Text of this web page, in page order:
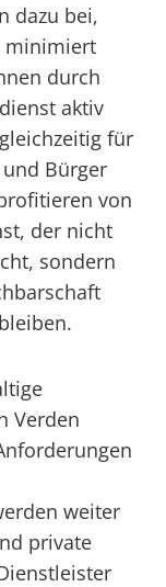
dazu bei,
minimiert
durch
aktiv
für
Bürger
von
der nicht
sondern
Verden
weiter
private